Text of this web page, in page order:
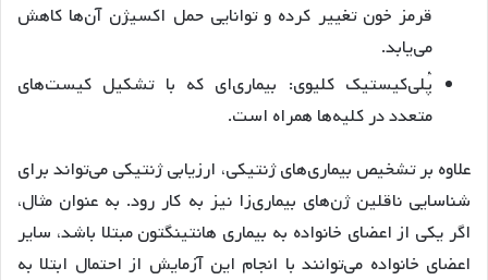
قرمز خون تغییر کرده و توانایی حمل اکسیژن آن‌ها کاهش
می‌یابد.
پُلی‌کیستیک کلیوی: بیماری‌ای که با تشکیل کیست‌های
متعدد در کلیه‌ها همراه است.
علاوه بر تشخیص بیماری‌های ژنتیکی، ارزیابی ژنتیکی می‌تواند برای
شناسایی ناقلین ژن‌های بیماری‌زا نیز به کار رود. به عنوان مثال،
اگر یکی از اعضای خانواده به بیماری هانتینگتون مبتلا باشد، سایر
اعضای خانواده می‌توانند با انجام این آزمایش از احتمال ابتلا به